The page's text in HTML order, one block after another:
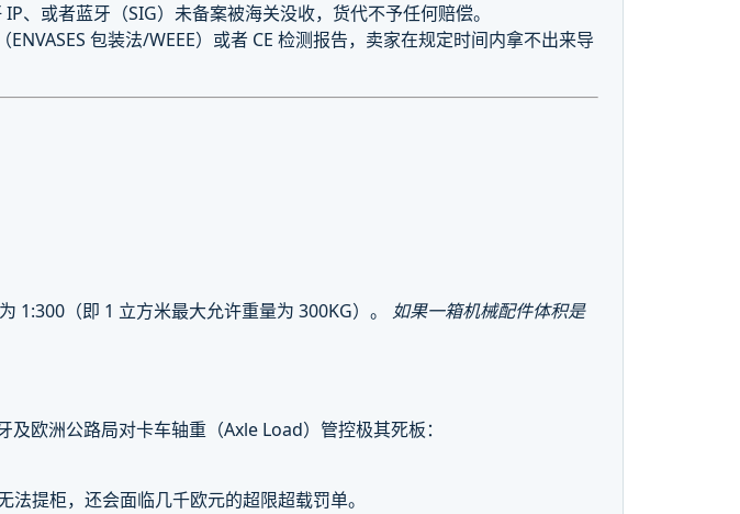
、或者蓝牙（SIG）未备案被海关没收，货代不予任何赔偿。
包装法/WEEE）或者 CE 检测报告，卖家在规定时间内拿不出来导
1:300（即 1 立方米最大允许重量为 300KG）。 如果一箱机械配件体积是
欧洲公路局对卡车轴重（Axle Load）管控极其死板：
法提柜，还会面临几千欧元的超限超载罚单。